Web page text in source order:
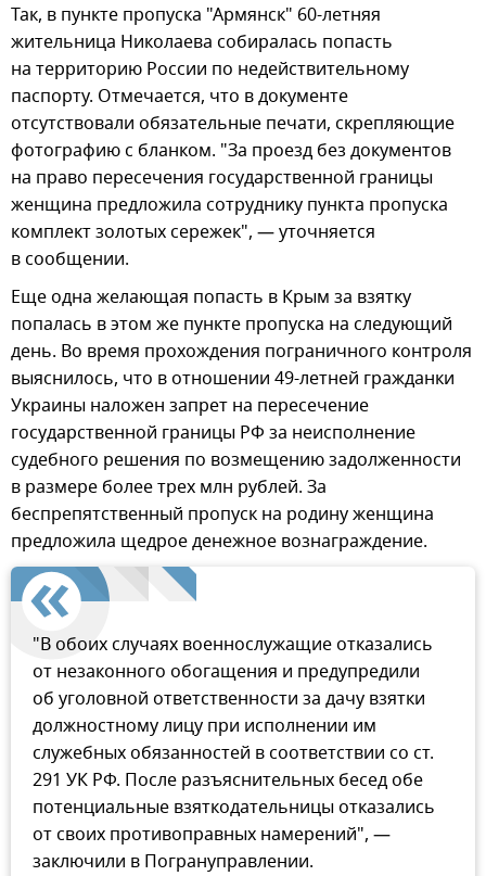
Так, в пункте пропуска "Армянск" 60-летняя
жительница Николаева собиралась попасть
на территорию России по недействительному
паспорту. Отмечается, что в документе
отсутствовали обязательные печати, скрепляющие
фотографию с бланком. "За проезд без документов
на право пересечения государственной границы
женщина предложила сотруднику пункта пропуска
комплект золотых сережек", — уточняется
в сообщении.
Еще одна желающая попасть в Крым за взятку
попалась в этом же пункте пропуска на следующий
день. Во время прохождения пограничного контроля
выяснилось, что в отношении 49-летней гражданки
Украины наложен запрет на пересечение
государственной границы РФ за неисполнение
судебного решения по возмещению задолженности
в размере более трех млн рублей. За
беспрепятственный пропуск на родину женщина
предложила щедрое денежное вознаграждение.
"В обоих случаях военнослужащие отказались
от незаконного обогащения и предупредили
об уголовной ответственности за дачу взятки
должностному лицу при исполнении им
служебных обязанностей в соответствии со ст.
291 УК РФ. После разъяснительных бесед обе
потенциальные взяткодательницы отказались
от своих противоправных намерений", —
заключили в Погрануправлении.